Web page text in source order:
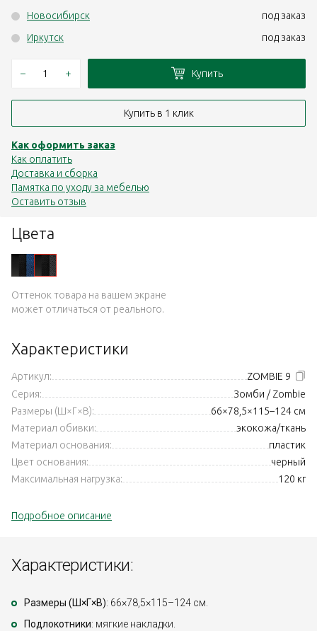
Цвета
Оттенок товара на вашем экране
может отличаться от реального.
Характеристики
Артикул:
ZOMBIE 9
Серия:
Зомби / Zombie
Размеры (Ш×Г×В):
66×78,5×115–124 см
Материал обивки:
экокожа/ткань
Материал основания:
пластик
Цвет основания:
черный
Максимальная нагрузка:
120 кг
Подробное описание
Новосибирск
под заказ
Иркутск
под заказ
– + Купить
Купить в 1 клик
Как оформить заказ
Как оплатить
Доставка и сборка
Памятка по уходу за мебелью
Оставить отзыв
Характеристики:
Размеры (Ш×Г×В): 66×78,5×115–124 см.
Подлокотники: мягкие накладки.